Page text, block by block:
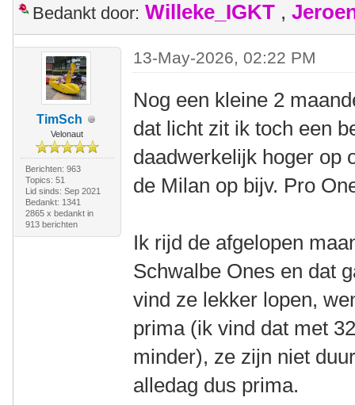
Bedankt door: Willeke_IGKT ,
TimSch
Velonaut
Berichten: 963
Topics: 51
Lid sinds: Sep 2021
Bedankt: 1341
2865 x bedankt in
913 berichten
13-May-2026, 02:22 PM
Nog een kleine 2
dat licht zit ik toch een
daadwerkelijk hoger op
de Milan op bijv. Pro
Ik rijd de afgelopen
Schwalbe Ones en dat
vind ze lekker lopen,
prima (ik vind dat met
minder), ze zijn niet
alledag dus prima.